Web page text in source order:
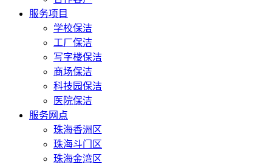
服务项目
学校保洁
工厂保洁
写字楼保洁
商场保洁
科技园保洁
医院保洁
服务网点
珠海香洲区
珠海斗门区
珠海金湾区